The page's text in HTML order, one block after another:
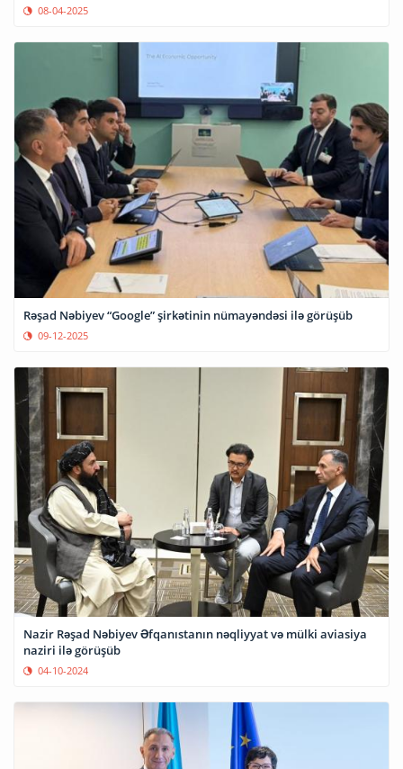
08-04-2025
Rəşad Nəbiyev “Google” şirkətinin nümayəndəsi ilə görüşüb
09-12-2025
Nazir Rəşad Nəbiyev Əfqanıstanın nəqliyyat və mülki aviasiya
naziri ilə görüşüb
04-10-2024